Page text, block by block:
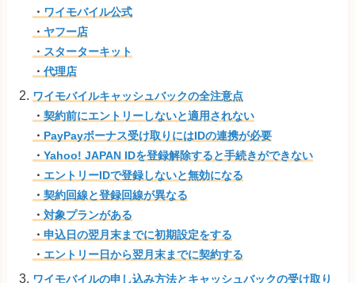
・ ワイモバイル公式
・ ヤフー店
・ スターターキット
・ 代理店
ワイモバイルキャッシュバックの全注意点
・ 契約前にエントリーしないと適用されない
・ PayPayボーナス受け取りにはIDの連携が必要
・ Yahoo! JAPAN IDを登録解除すると手続きができない
・ エントリーIDで登録しないと無効になる
・ 契約回線と登録回線が異なる
・ 対象プランがある
・ 申込日の翌月末までに初期設定をする
・ エントリー日から翌月末までに契約する
ワイモバイルの申し込み方法とキャッシュバックの受け取り